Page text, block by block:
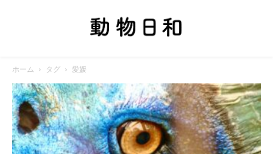
ホーム タグ 愛媛